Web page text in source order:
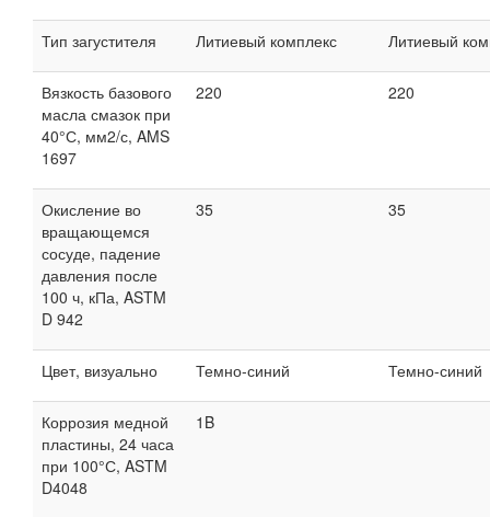
Тип загустителя Литиевый комплекс Литиевый
Вязкость базового
масла смазок при
40°С, мм2/с, AMS
1697
220 220
Окисление во
вращающемся
сосуде, падение
давления после
100 ч, кПа, ASTM
D 942
35 35
Цвет, визуально Темно-синий Темно-синий
Коррозия медной
пластины, 24 часа
при 100°С, ASTM
D4048
1B